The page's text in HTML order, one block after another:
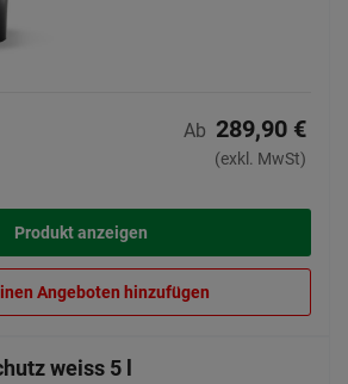
Ab 289,90 €
(exkl. MwSt)
Produkt anzeigen
Angeboten hinzufügen
weiss 5 l